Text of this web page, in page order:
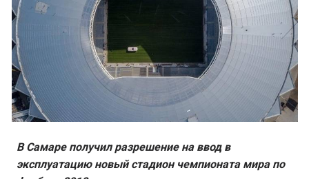
В Самаре получил разрешение на ввод в
эксплуатацию новый стадион чемпионата мира по